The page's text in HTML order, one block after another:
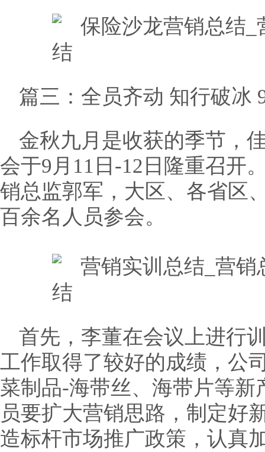
篇三：全员齐动 知行破冰
金秋九月是收获的季节，
会于9月11日-12日隆重召开
销总监郭军，大区、各省区
百余名人员参会。
首先，李董在会议上进行
工作取得了较好的成绩，公
菜制品-海带丝、海带片等
员要扩大营销思路，制定好
造标杆市场推广政策，认真